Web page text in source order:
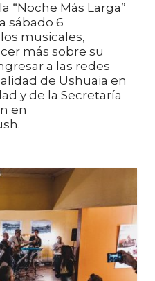
“Noche Más Larga”
sábado 6
musicales,
más sobre su
a las redes
de Ushuaia en
y de la Secretaría
en